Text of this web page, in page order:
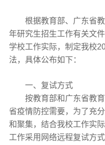
根据教育部、广东省教
年研究生招生工作有关文
学校工作实际，制定我校
法，具体公布如下：
一、复试方式
按教育部和广东省教育
省疫情防控需要，为了充
和聚集，结合我校工作实
工作采用网络远程复试方